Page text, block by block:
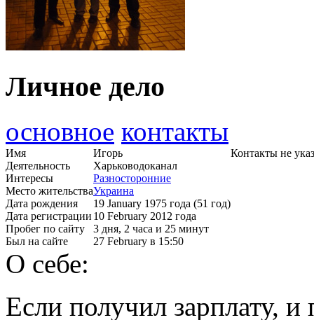
Личное дело
основное контакты
Имя
Игорь
Деятельность
Харьководоканал
Интересы
Разносторонние
Место жительстваУкраина
Дата рождения
19 January 1975 года (51 год)
Дата регистрации 10 February 2012 года
Пробег по сайту
3 дня, 2 часа и 25 минут
Был на сайте
27 February в 15:50
Контакты не
О себе:
Если получил